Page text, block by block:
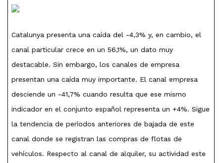
Catalunya presenta una caída del -4,3% y, en cambio, el
canal particular crece en un 56,1%, un dato muy
destacable. Sin embargo, los canales de empresa
presentan una caída muy importante. El canal empresa
desciende un -41,7% cuando resulta que ese mismo
indicador en el conjunto español representa un +4%. Sigue
la tendencia de períodos anteriores de bajada de este
canal donde se registran las compras de flotas de
vehículos. Respecto al canal de alquiler, su actividad este